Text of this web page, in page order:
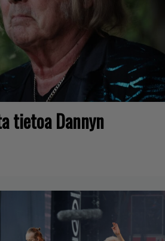
tietoa Dannyn